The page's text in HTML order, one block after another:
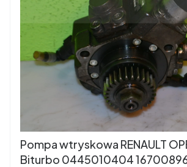
Pompa wtryskowa RENAULT
Biturbo 0445010404